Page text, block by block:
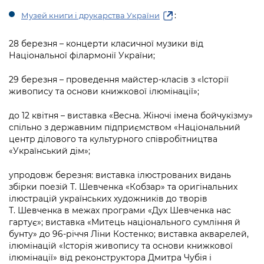
Музей книги і друкарства України :
28 березня – концерти класичної музики від
Національної філармонії України;
29 березня – проведення майстер-класів з «Історії
живопису та основи книжкової ілюмінації»;
до 12 квітня – виставка «Весна. Жіночі імена бойчукізму»
спільно з державним підприємством «Національний
центр ділового та культурного співробітництва
«Український дім»;
упродовж березня: виставка ілюстрованих видань
збірки поезій Т. Шевченка «Кобзар» та оригінальних
ілюстрацій українських художників до творів
Т. Шевченка в межах програми «Дух Шевченка нас
гартує»; виставка «Митець національного сумління й
бунту» до 96-річчя Ліни Костенко; виставка акварелей,
ілюмінацій «Історія живопису та основи книжкової
ілюмінації» від реконструктора Дмитра Чубія і